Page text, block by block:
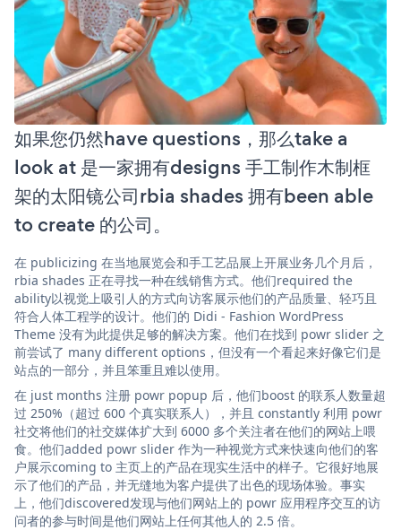
如果您仍然have questions，那么take a
look at 是一家拥有designs 手工制作木制框
架的太阳镜公司rbia shades 拥有been able
to create 的公司。
在 publicizing 在当地展览会和手工艺品展上开展业务几个月后，
rbia shades 正在寻找一种在线销售方式。他们required the
ability以视觉上吸引人的方式向访客展示他们的产品质量、轻巧且
符合人体工程学的设计。他们的 Didi - Fashion WordPress
Theme 没有为此提供足够的解决方案。他们在找到 powr slider 之
前尝试了 many different options，但没有一个看起来好像它们是
站点的一部分，并且笨重且难以使用。
在 just months 注册 powr popup 后，他们boost 的联系人数量超
过 250%（超过 600 个真实联系人），并且 constantly 利用 powr
社交将他们的社交媒体扩大到 6000 多个关注者在他们的网站上喂
食。他们added powr slider 作为一种视觉方式来快速向他们的客
户展示coming to 主页上的产品在现实生活中的样子。它很好地展
示了他们的产品，并无缝地为客户提供了出色的现场体验。事实
上，他们discovered发现与他们网站上的 powr 应用程序交互的访
问者的参与时间是他们网站上任何其他人的 2.5 倍。